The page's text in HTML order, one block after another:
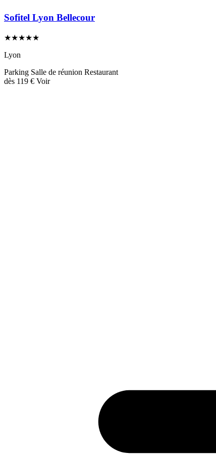
Sofitel Lyon Bellecour
★★★★★
Lyon
Parking Salle de réunion Restaurant
dès 119 € Voir